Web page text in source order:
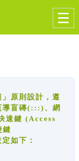
原則設計，遵
導盲磚(:::)、網
速鍵 (Access
鍵
如下：